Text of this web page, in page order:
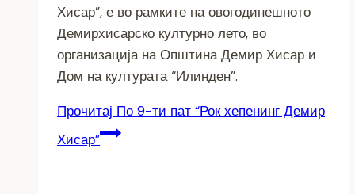
Хисар”, е во рамките на овогодинешното
Демирхисарско културно лето, во
организација на Општина Демир Хисар и
Дом на културата “Илинден”.
Прочитај По 9-ти пат “Рок хепенинг Демир
Хисар”